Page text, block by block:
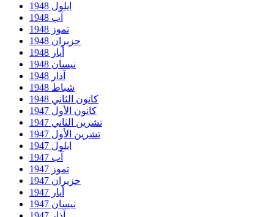
ايلول 1948
آب 1948
تموز 1948
حزيران 1948
أيار 1948
نيسان 1948
آذار 1948
شباط 1948
كانون الثاني 1948
كانون الأول 1947
تشرين الثاني 1947
تشرين الأول 1947
ايلول 1947
آب 1947
تموز 1947
حزيران 1947
أيار 1947
نيسان 1947